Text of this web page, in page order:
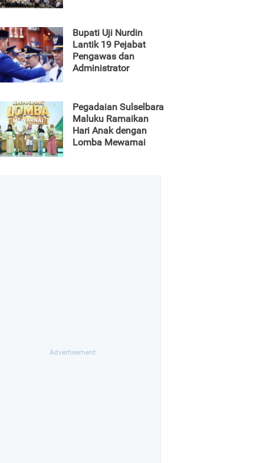
Bupati Uji Nurdin
Lantik 19 Pejabat
Pengawas dan
Administrator
Pegadaian Sulselbara
Maluku Ramaikan
Hari Anak dengan
Lomba Mewarnai